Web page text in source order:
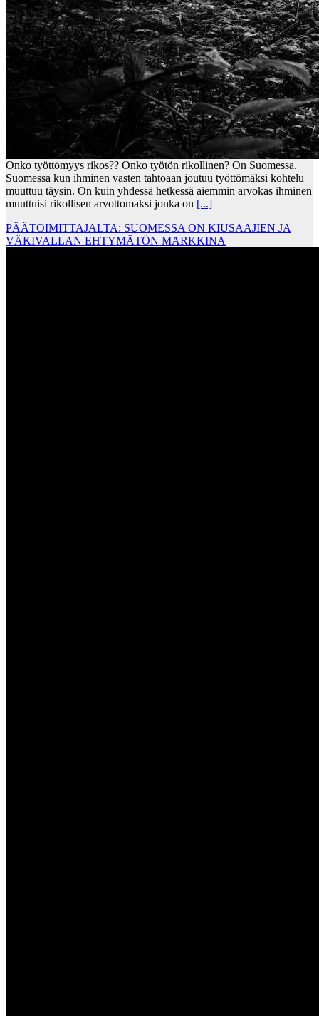
Onko työttömyys rikos?? Onko työtön rikollinen? On Suomessa.
Suomessa kun ihminen vasten tahtoaan joutuu työttömäksi kohtelu
muuttuu täysin. On kuin yhdessä hetkessä aiemmin arvokas ihminen
muuttuisi rikollisen arvottomaksi jonka on [...]
PÄÄTOIMITTAJALTA: SUOMESSA ON KIUSAAJIEN JA
VÄKIVALLAN EHTYMÄTÖN MARKKINA